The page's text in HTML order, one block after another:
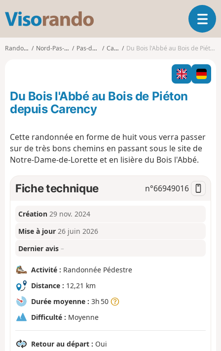
s
o
O
u
v
i
r
l
i
i
Randonnées Nord-Pas-de-Calais Pas-de-Calais Carency Du Bois l'Abbé au Bois de Piéton depuis Carency
Du Bois l'Abbé au Bois de Piéton
depuis Carency
Cette randonnée en forme de huit vous verra passer
sur de très bons chemins en passant sous le site de
Notre-Dame-de-Lorette et en lisière du Bois l'Abbé.
Fiche technique n°66949016
Création 29 nov. 2024
Mise à jour 26 juin 2026
Dernier avis –
Activité : Randonnée Pédestre
Distance : 12,21 km
Durée moyenne : 3h 50
Difficulté : Moyenne
Retour au départ : Oui